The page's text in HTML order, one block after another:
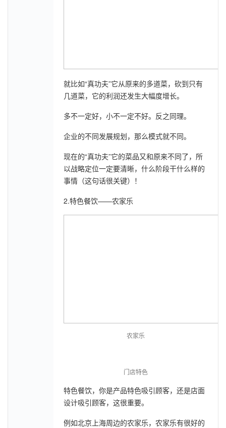
就比如“真功夫”它从原来的多道菜，砍到只有
几道菜，它的利润还发生大幅度增长。
多不一定好，小不一定不好。反之同理。
企业的不同发展规划，那么模式就不同。
现在的“真功夫”它的菜品又和原来不同了，所
以战略定位一定要清晰，什么阶段干什么样的
事情（这句话很关键）！
2.特色餐饮——农家乐
农家乐
门店特色
特色餐饮，你是产品特色吸引顾客，还是店面
设计吸引顾客，这很重要。
例如北京上海周边的农家乐，农家乐有很好的